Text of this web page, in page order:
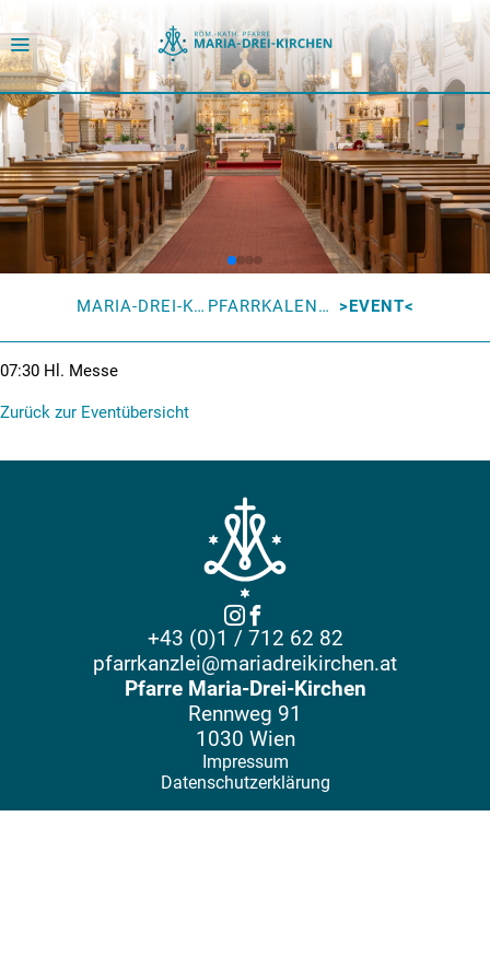
MARIA-DREI-KIRCHEN PFARRKALENDER EVENT
07:30 Hl. Messe
Zurück zur Eventübersicht
+43 (0)1 / 712 62 82
pfarrkanzlei@mariadreikirchen.at
Pfarre Maria-Drei-Kirchen
Rennweg 91
1030 Wien
Impressum
Datenschutzerklärung